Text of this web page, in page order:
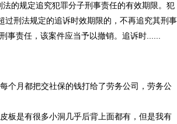
的规定追究犯罪分子刑事责任的有效期限。犯
过刑法规定的追诉时效期限的，不再追究其刑事
事责任，该案件应当予以撤销。追诉时......
个月都把交社保的钱打给了劳务公司，劳务公
板是有很多小洞几乎后背上面都有，但是我有